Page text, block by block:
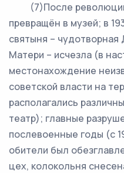
(7)После
превращён в музей; в
святыня –
Матери – исчезла (в
местонахождение
советской власти на
располагались
театр); главные
послевоенные годы (с
обители был
цех, колокольня